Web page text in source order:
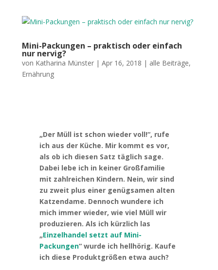
Mini-Packungen – praktisch oder einfach
nur nervig?
von Katharina Münster| Apr 16, 2018 | alle Beiträge,
Ernährung
„Der Müll ist schon wieder voll!“, rufe
ich aus der Küche. Mir kommt es vor,
als ob ich diesen Satz täglich sage.
Dabei lebe ich in keiner Großfamilie
mit zahlreichen Kindern. Nein, wir sind
zu zweit plus einer genügsamen alten
Katzendame. Dennoch wundere ich
mich immer wieder, wie viel Müll wir
produzieren. Als ich kürzlich las
„Einzelhandel setzt auf Mini-
Packungen“ wurde ich hellhörig. Kaufe
ich diese Produktgrößen etwa auch?